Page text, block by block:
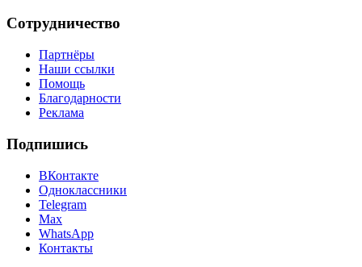
Сотрудничество
Партнёры
Наши ссылки
Помощь
Благодарности
Реклама
Подпишись
ВКонтакте
Одноклассники
Telegram
Max
WhatsApp
Контакты